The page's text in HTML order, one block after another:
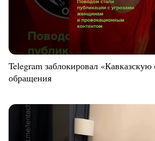
Telegram заблокировал
обращения